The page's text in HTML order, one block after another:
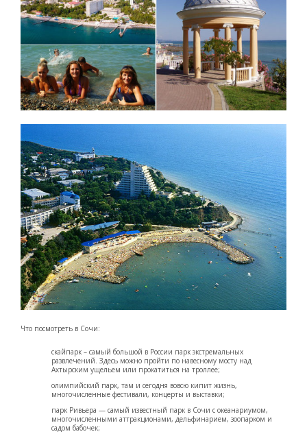
Что посмотреть в Сочи:
скайпарк – самый большой в России парк экстремальных
развлечений. Здесь можно пройти по навесному мосту над
Ахтырским ущельем или прокатиться на троллее;
олимпийский парк, там и сегодня вовсю кипит жизнь,
многочисленные фестивали, концерты и выставки;
парк Ривьера — самый известный парк в Сочи с океанариумом,
многочисленными аттракционами, дельфинарием, зоопарком и
садом бабочек;